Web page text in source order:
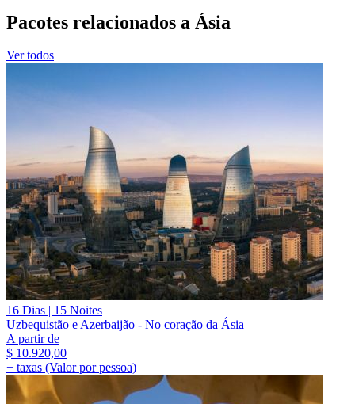
Pacotes relacionados a Ásia
Ver todos
16 Dias | 15 Noites
Uzbequistão e Azerbaijão - No coração da Ásia
A partir de
$ 10.920,00
+ taxas (Valor por pessoa)